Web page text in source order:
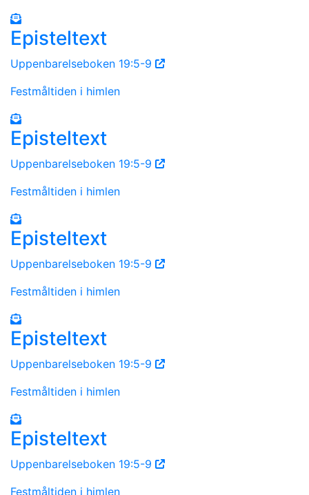
Episteltext
Uppenbarelseboken 19:5-9
Festmåltiden i himlen
Episteltext
Uppenbarelseboken 19:5-9
Festmåltiden i himlen
Episteltext
Uppenbarelseboken 19:5-9
Festmåltiden i himlen
Episteltext
Uppenbarelseboken 19:5-9
Festmåltiden i himlen
Episteltext
Uppenbarelseboken 19:5-9
Festmåltiden i himlen